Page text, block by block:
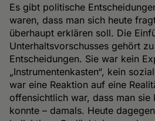
Es gibt politische
waren, dass man sich heute
überhaupt erklären soll. Die
Unterhaltsvorschusses gehört
Entscheidungen. Sie war kein
„Instrumentenkasten“, kein
war eine Reaktion auf eine
offensichtlich war, dass man sie
konnte – damals. Heute